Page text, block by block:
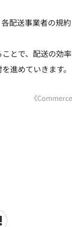
配送事業者の規
とで、配送の効
進めていきます。
《